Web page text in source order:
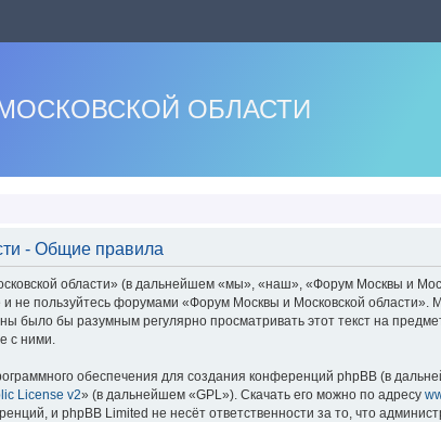
ОБЛАСТИ
- Общие правила
области» (в дальнейшем «мы», «наш», «Форум Москвы и
не пользуйтесь форумами «Форум Москвы и Московской
было бы разумным регулярно просматривать этот текст на
с ними.
обеспечения для создания конференций phpBB (в
License v2» (в дальнейшем «GPL»). Скачать его можно по адресу
и phpBB Limited не несёт ответственности за то, что